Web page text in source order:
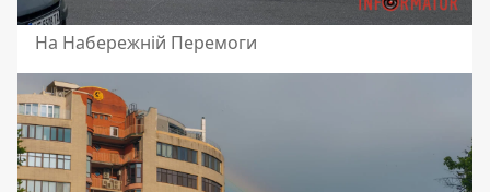
На Набережній Перемоги